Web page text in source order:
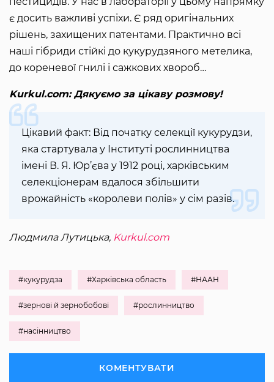
є досить важливі успіхи. Є ряд оригінальних
рішень, захищених патентами. Практично всі
наші гібриди стійкі до кукурудзяного метелика,
до кореневої гнилі і сажкових хвороб…
Kurkul.com: Дякуємо за цікаву розмову!
Цікавий факт: Від початку селекції кукурудзи,
яка стартувала у Інституті рослинництва
імені В. Я. Юр’єва у 1912 році, харківським
селекціонерам вдалося збільшити
врожайність «королеви полів» у сім разів.
Людмила Лутицька, Kurkul.com
#кукурудза #Харківська область #НААН
#зернові й зернобобові #рослинництво
#насінництво
КОМЕНТУВАТИ